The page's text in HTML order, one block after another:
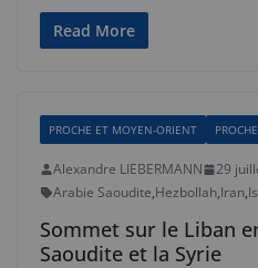
Read More
PROCHE ET MOYEN-ORIENT
Alexandre LIEBERMANN 29
Arabie Saoudite,Hezbollah,Iran,
Sommet sur le Liban
Saoudite et la Syrie